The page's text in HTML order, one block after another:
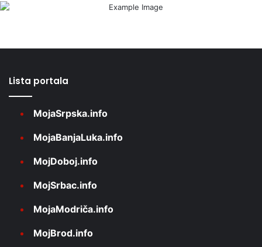
Lista portala
MojaSrpska.info
MojaBanjaLuka.info
MojDoboj.info
MojSrbac.info
MojaModriča.info
MojBrod.info